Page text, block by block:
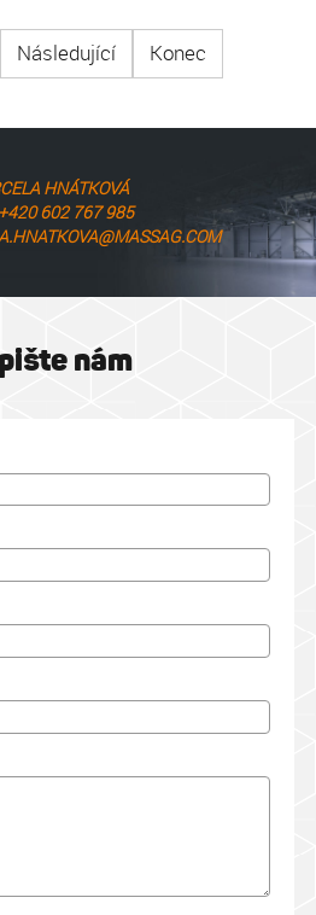
Následující Konec
HNÁTKOVÁ
602 767 985
nám